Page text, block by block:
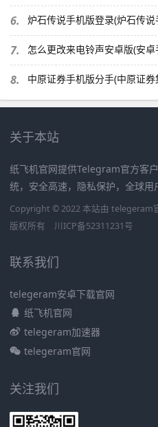
6. 炉石传说手机版登录(炉石传
7. 怎么更改来电铃声安卓版(安
8. 中原证券手机版分手(中原证
关于本站
纸飞机官网提供Telegram官方客
统，安全高速，隐私保护，全球用
Copyright © 2022 本站由 telegeram
版权所有
川ICP备52311231号
联系我们
telegeram安卓下载官网
纸飞机官网
telegeram加速器
telegeram官网
关注我们